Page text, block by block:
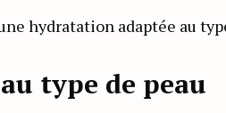
hydratation adaptée au
type de peau